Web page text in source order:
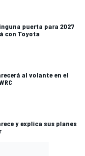
puerta para 2027
con Toyota
al volante en el
y explica sus planes